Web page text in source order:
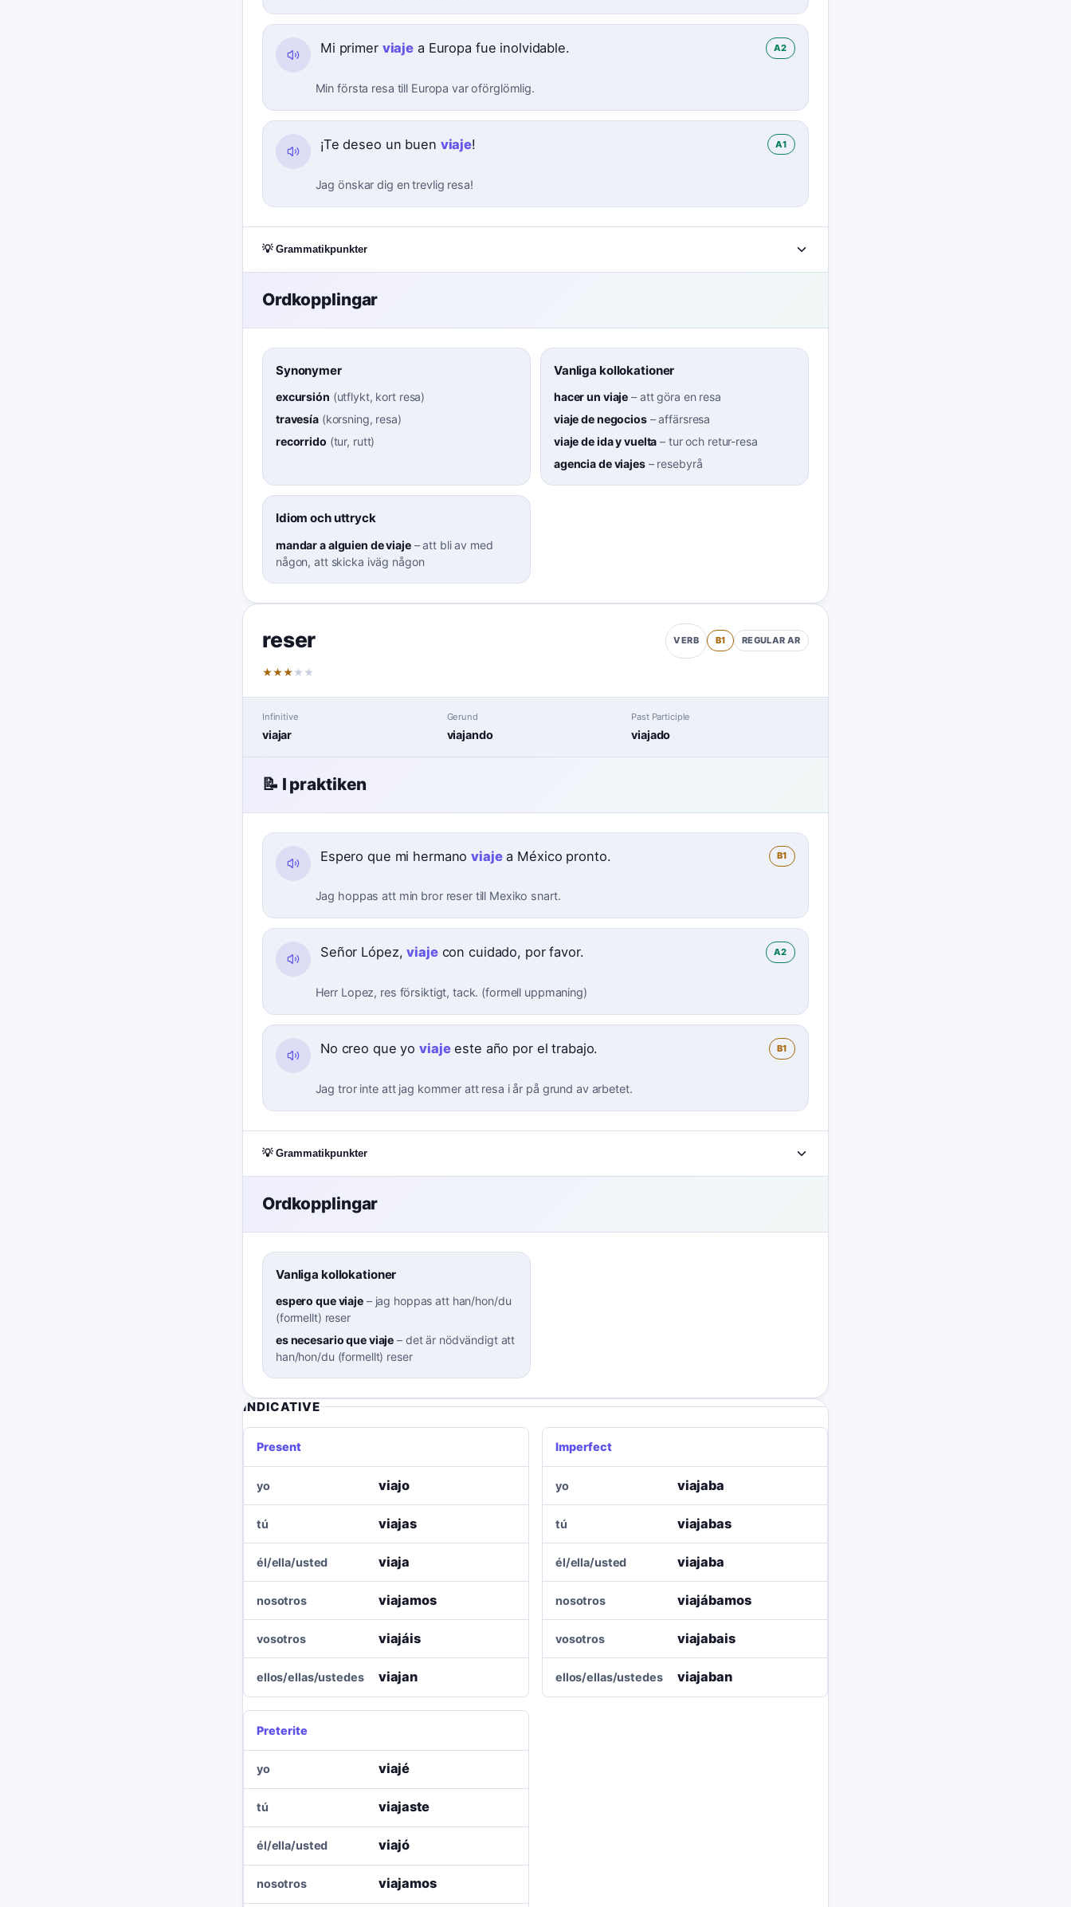
Mi primer viaje a Europa fue inolvidable. A2
Min första resa till Europa var oförglömlig.
¡Te deseo un buen viaje! A1
Jag önskar dig en trevlig resa!
💡 Grammatikpunkter
Ordkopplingar
Synonymer
excursión (utflykt, kort resa)
travesía(korsning, resa)
recorrido (tur, rutt)
Vanliga kollokationer
hacer un viaje – att göra en resa
viaje de negocios–affärsresa
viaje de ida y vuelta – tur och retur-resa
agencia de viajes– resebyrå
Idiom och uttryck
mandar a alguien de viaje–att bli av med
någon, att skicka iväg någon
reser VERB B1 REGULAR AR
★★★ ★ ★
Infinitive
viajar
Gerund
viajando
Past Participle
viajado
📝 I praktiken
Espero que mi hermanoviajea México pronto. B1
Jag hoppas att min bror reser till Mexiko snart.
Señor López,viajecon cuidado, por favor. A2
Herr Lopez, res försiktigt, tack. (formell uppmaning)
No creo que yoviajeeste año por el trabajo. B1
Jag tror inte att jag kommer att resa i år på grund av arbetet.
💡 Grammatikpunkter
Ordkopplingar
Vanliga kollokationer
espero que viaje– jag hoppas att han/hon/du
(formellt) reser
es necesario que viaje – det är nödvändigt att
han/hon/du (formellt) reser
INDICATIVE
Present
yo viajo
tú viajas
él/ella/usted viaja
nosotros viajamos
vosotros viajáis
ellos/ellas/ustedes viajan
Imperfect
yo viajaba
tú viajabas
él/ella/usted viajaba
nosotros viajábamos
vosotros viajabais
ellos/ellas/ustedes viajaban
Preterite
yo viajé
tú viajaste
él/ella/usted viajó
nosotros viajamos